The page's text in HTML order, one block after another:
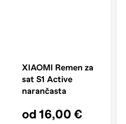
XIAOMI Remen za
sat S1 Active
narančasta
od 16,00 €